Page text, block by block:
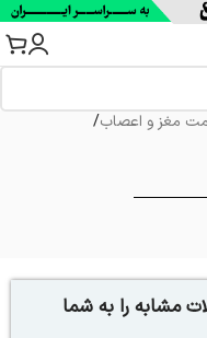
مغز و اعصاب/
مشابه را به شما